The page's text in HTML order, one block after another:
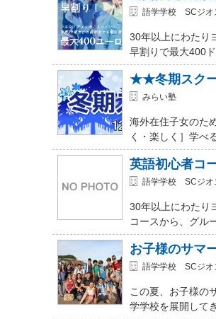
語学学校 SCジオ
30年以上にわたり
早割りで最大400
★★冬期スク
みらい塾
海外在住子女のた
く・楽しく］学べ
英語初心者コ
語学学校 SCジオ
30年以上にわたり
コースから、グル
お子様のサマ
語学学校 SCジオ
この夏、お子様の
学学校を展開して